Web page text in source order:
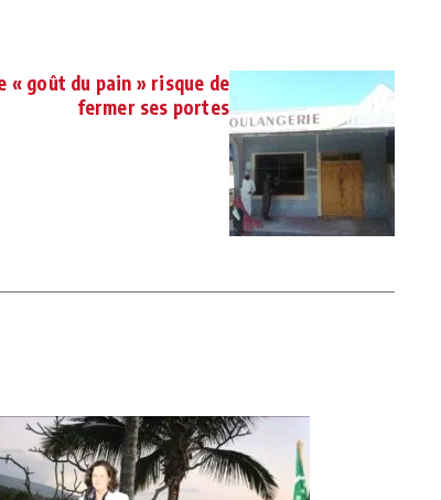
« goût du pain » risque de
fermer ses portes